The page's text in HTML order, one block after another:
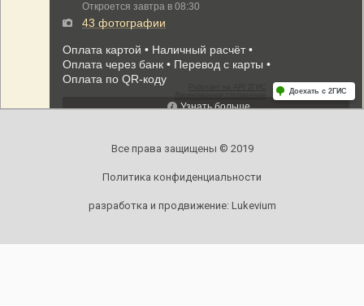
Все права защищены © 2019
Политика конфиденциальности
разработка и продвижение: Lukevium